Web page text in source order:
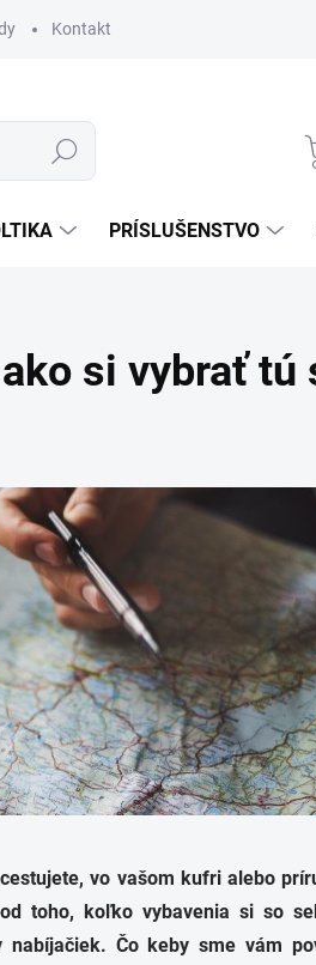
Kontakt Podmienky ochrany
Hľadať
PRÍSLUŠENSTVO
si vybrať tú
vo vašom kufri alebo
toho, koľko vybavenia si so
Čo keby sme vám